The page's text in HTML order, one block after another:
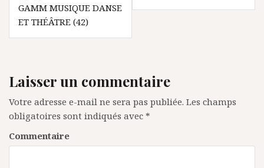
i
a
t
i
o
GAMM MUSIQUE DANSE
ET THÉÂTRE (42)
Laisser un commentaire
Votre adresse e-mail ne sera pas publiée. Les champs
obligatoires sont indiqués avec *
Commentaire